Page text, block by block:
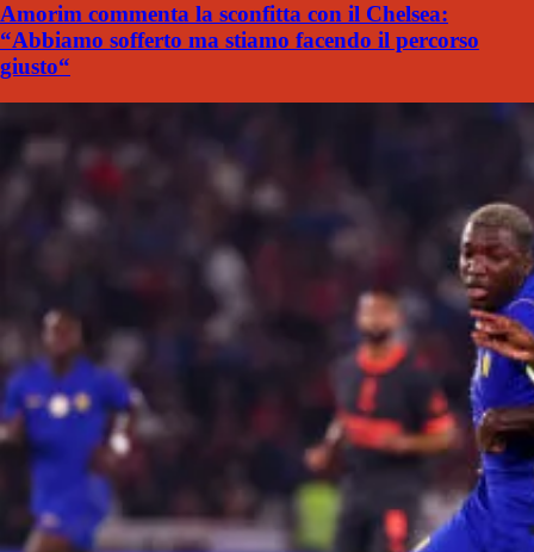
Amorim commenta la sconfitta con il Chelsea:
“Abbiamo sofferto ma stiamo facendo il percorso
giusto“